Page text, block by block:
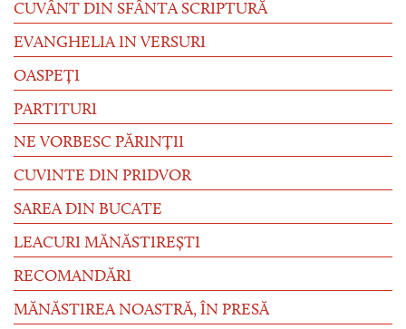
CUVÂNT DIN SFÂNTA SCRIPTURĂ
EVANGHELIA IN VERSURI
OASPEȚI
PARTITURI
NE VORBESC PĂRINȚII
CUVINTE DIN PRIDVOR
SAREA DIN BUCATE
LEACURI MĂNĂSTIREȘTI
RECOMANDĂRI
MĂNĂSTIREA NOASTRĂ, ÎN PRESĂ